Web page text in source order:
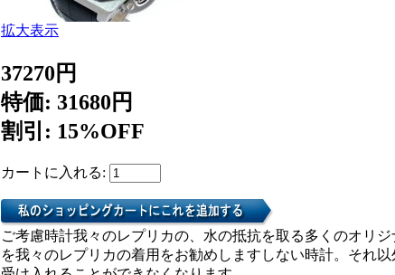
拡大表示
37270円
特価: 31680円
割引: 15%OFF
カートに入れる:
ご考慮時計我々のレプリカの、水の抵抗を取る多くのオリ
を我々のレプリカの着用をお勧めしますしない時計。それ